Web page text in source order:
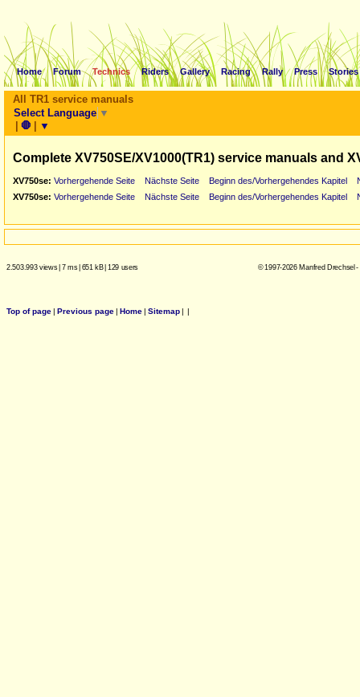
Home Forum Technics Riders Gallery Racing Rally Press Stories
All TR1 service manuals
Select Language ▼
| 🛑 | ▼
Complete XV750SE/XV1000(TR1) service manuals and
XV750se: Vorhergehende Seite Nächste Seite Beginn des/Vorhergehendes Kapitel
XV750se: Vorhergehende Seite Nächste Seite Beginn des/Vorhergehendes Kapitel
2.503.993 views| 7 ms| 651 kB| 129 users © 1997-2026 Manfred Drechsel
Top of page| Previous page| Home| Sitemap| |